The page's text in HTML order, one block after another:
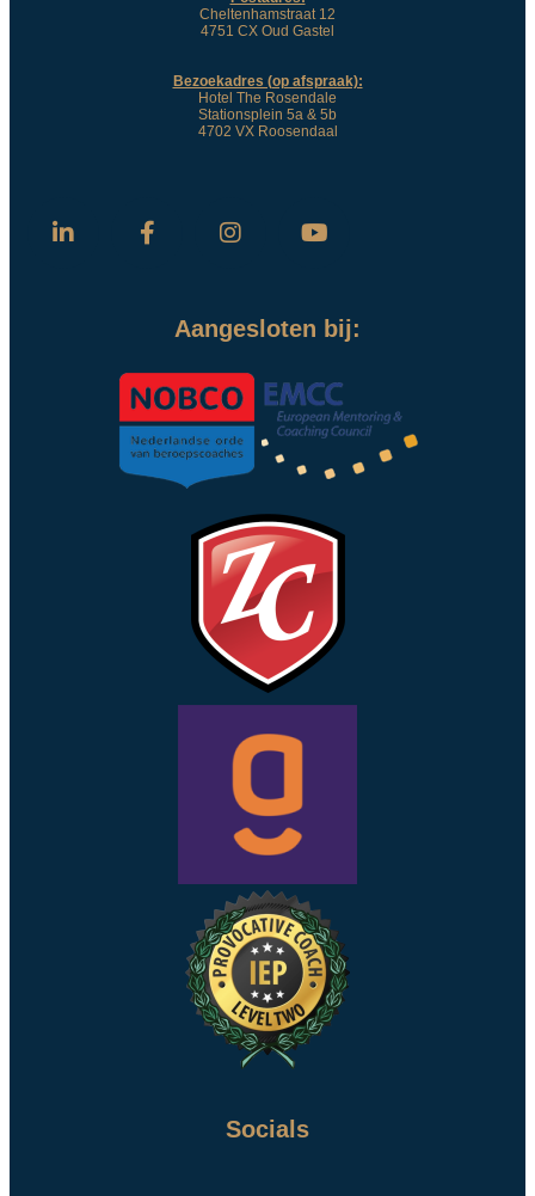
Cheltenhamstraat 12
4751 CX Oud Gastel
Bezoekadres (op afspraak):
Hotel The Rosendale
Stationsplein 5a & 5b
4702 VX Roosendaal
Aangesloten bij:
Socials